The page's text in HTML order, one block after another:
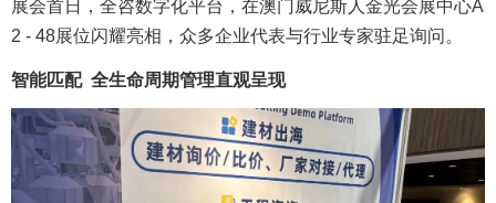
展会首日，全咨数字化平台，在澳门威尼斯人金光会展中心A
2 - 48展位闪耀亮相，众多企业代表与行业专家驻足询问。
智能匹配 全生命周期管理直观呈现